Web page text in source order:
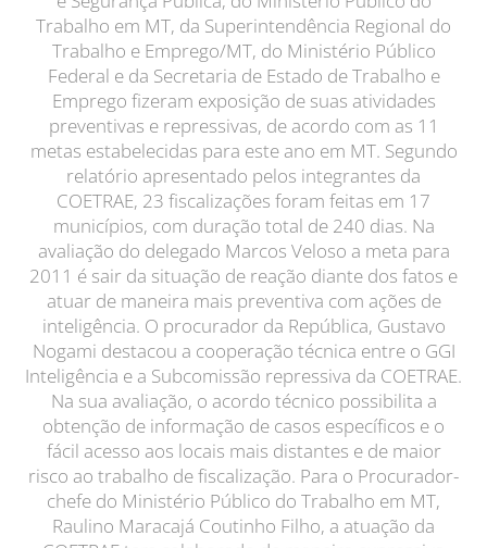
Trabalho em MT, da Superintendência Regional do
Trabalho e Emprego/MT, do Ministério Público
Federal e da Secretaria de Estado de Trabalho e
Emprego fizeram exposição de suas atividades
preventivas e repressivas, de acordo com as 11
metas estabelecidas para este ano em MT. Segundo
relatório apresentado pelos integrantes da
COETRAE, 23 fiscalizações foram feitas em 17
municípios, com duração total de 240 dias. Na
avaliação do delegado Marcos Veloso a meta para
2011 é sair da situação de reação diante dos fatos e
atuar de maneira mais preventiva com ações de
inteligência. O procurador da República, Gustavo
Nogami destacou a cooperação técnica entre o GGI
Inteligência e a Subcomissão repressiva da COETRAE.
Na sua avaliação, o acordo técnico possibilita a
obtenção de informação de casos específicos e o
fácil acesso aos locais mais distantes e de maior
risco ao trabalho de fiscalização. Para o Procurador-
chefe do Ministério Público do Trabalho em MT,
Raulino Maracajá Coutinho Filho, a atuação da